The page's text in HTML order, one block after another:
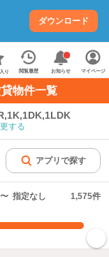
ダウンロード
り 閲覧履歴 お知らせ マイページ
物件一覧
する
アプリで探す
〜 指定なし 1,575件